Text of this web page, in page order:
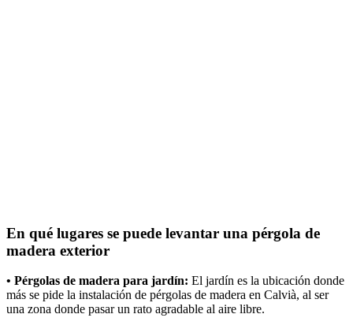
En qué lugares se puede levantar una pérgola de
madera exterior
• Pérgolas de madera para jardín: El jardín es la ubicación donde
más se pide la instalación de pérgolas de madera en Calvià, al ser
una zona donde pasar un rato agradable al aire libre.